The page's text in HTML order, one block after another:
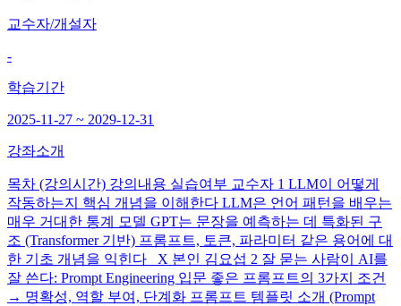
교수자/개설자
-
학습기간
2025-11-27 ~ 2029-12-31
강좌소개
목차 (강의시간) 강의내용 실습여부 교수자 1 LLM이 어떻게
작동하는지 핵심 개념을 이해한다 LLM은 언어 패턴을 배우는
매우 거대한 통계 모델 GPT는 문장을 예측하는 데 특화된 구
조 (Transformer 기반) 프롬프트, 토큰, 파라미터 같은 용어에 대
한 기초 개념을 익힌다 X 본인 김요섭 2 잘 묻는 사람이 AI를
잘 쓴다: Prompt Engineering 입문 좋은 프롬프트의 3가지 조건
→ 명확성, 역할 부여, 단계화 프롬프트 템플릿 소개 (Prompt